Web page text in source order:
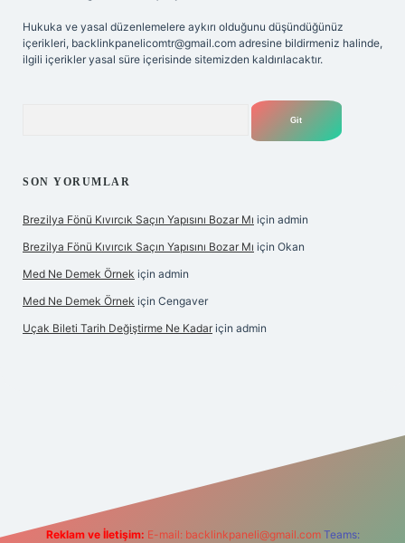
Hukuka ve yasal düzenlemelere aykırı olduğunu düşündüğünüz
içerikleri, backlinkpanelicomtr@gmail.com adresine bildirmeniz halinde,
ilgili içerikler yasal süre içerisinde sitemizden kaldırılacaktır.
SON YORUMLAR
Brezilya Fönü Kıvırcık Saçın Yapısını Bozar Mı için admin
Brezilya Fönü Kıvırcık Saçın Yapısını Bozar Mı için Okan
Med Ne Demek Örnek için admin
Med Ne Demek Örnek için Cengaver
Uçak Bileti Tarih Değiştirme Ne Kadar için admin
Reklam ve İletişim: E-mail: backlinkpaneli@gmail.com Teams: